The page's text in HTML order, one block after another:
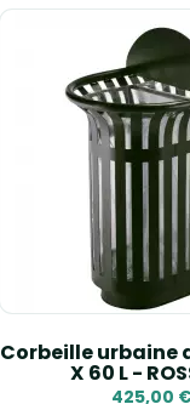
Corbeille urbaine
X 60 L -
425,00